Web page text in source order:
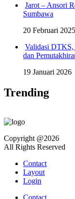
Jarot – Ansori
Sumbawa
20 Februari 2025
Validasi DTKS,
dan
19 Januari 2026
Trending
Copyright @2026
All Rights Reserved
Contact
Layout
Login
Contact